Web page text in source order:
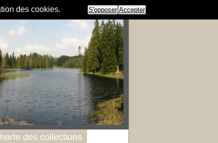
des cookies. S'opposer Accepter
des collections